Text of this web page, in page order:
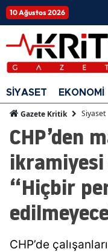
10 Ağustos 2026
SİYASET EKONOMİ
Gazete Kritik Siyaset
CHP’den
ikramiyesi
“Hiçbir
CHP’de